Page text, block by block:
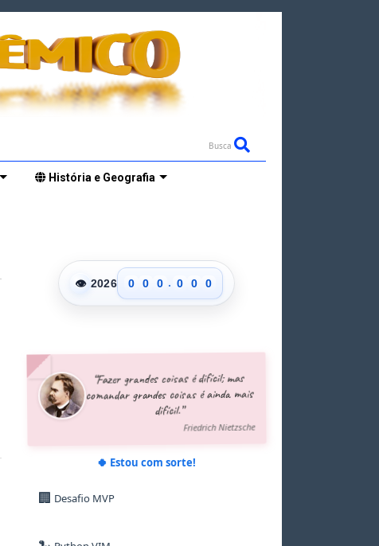
Busca
História e Geografia
👁 2026
0
1
6
7
0
1
6
7
0
1
6
7
8
. 0
1
6
7
8
0
1
6
7
9
0
1
6
7
9
“Fazer grandes coisas é difícil; mas
comandar grandes coisas é ainda mais
difícil.”
Friedrich Nietzsche
🍀 Estou com sorte!
🏢 Desafio MVP